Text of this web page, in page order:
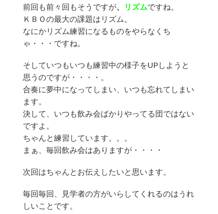
前回も前々回もそうですが、 リズムですね。
ＫＢＯの最大の課題はリズム。
なにかリズム練習になるものをやらなくち
ゃ・・・ですね。
そしていつもいつも練習中の様子をUPしようと
思うのですが・・・・。
合奏に夢中になってしまい、いつも忘れてしまい
ます。
決して、いつも飲み会ばかりやってる団ではない
ですよ。
ちゃんと練習しています。。。
まぁ、毎回飲み会はありますが・・・・
次回はちゃんとお伝えしたいと思います。
毎回毎回、見学者の方がいらしてくれるのはうれ
しいことです。